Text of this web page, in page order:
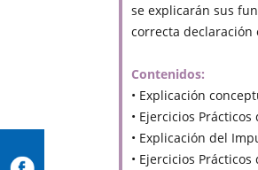
se explicarán sus
correcta declaración
Contenidos:
• Explicación
• Ejercicios
• Explicación del
• Ejercicios